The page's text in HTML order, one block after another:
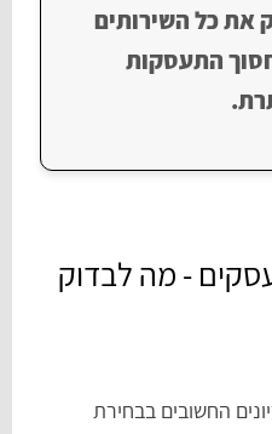
את כל השירותים
התעסקות
- מה לבדוק
החשובים בבחירת